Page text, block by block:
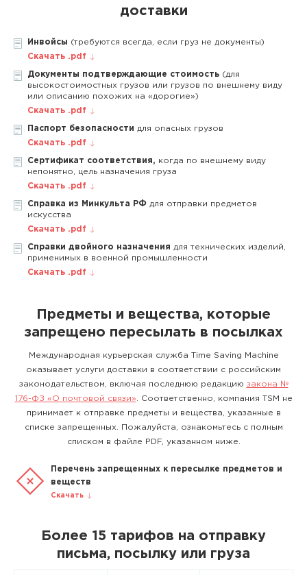
доставки
Инвойсы (требуются всегда, если груз не документы)
Скачать .pdf
Документы подтверждающие стоимость (для
высокостоимостных грузов или грузов по внешнему виду
или описанию похожих на «дорогие»)
Скачать .pdf
Паспорт безопасности для опасных грузов
Скачать .pdf
Сертификат соответствия, когда по внешнему виду
непонятно, цель назначения груза
Скачать .pdf
Справка из Минкульта РФ для отправки предметов
искусства
Скачать .pdf
Справки двойного назначения для технических изделий,
применимых в военной промышленности
Скачать .pdf
Предметы и вещества, которые
запрещено пересылать в посылках
Международная курьерская служба Time Saving Machine
оказывает услуги доставки в соответствии с российским
законодательством, включая последнюю редакцию закона №
176-ФЗ «О почтовой связи» . Соответственно, компания TSM не
принимает к отправке предметы и вещества, указанные в
списке запрещенных. Пожалуйста, ознакомьтесь с полным
списком в файле PDF, указанном ниже.
Перечень запрещенных к пересылке предметов и
веществ
Скачать
Более 15 тарифов на отправку
письма, посылку или груза